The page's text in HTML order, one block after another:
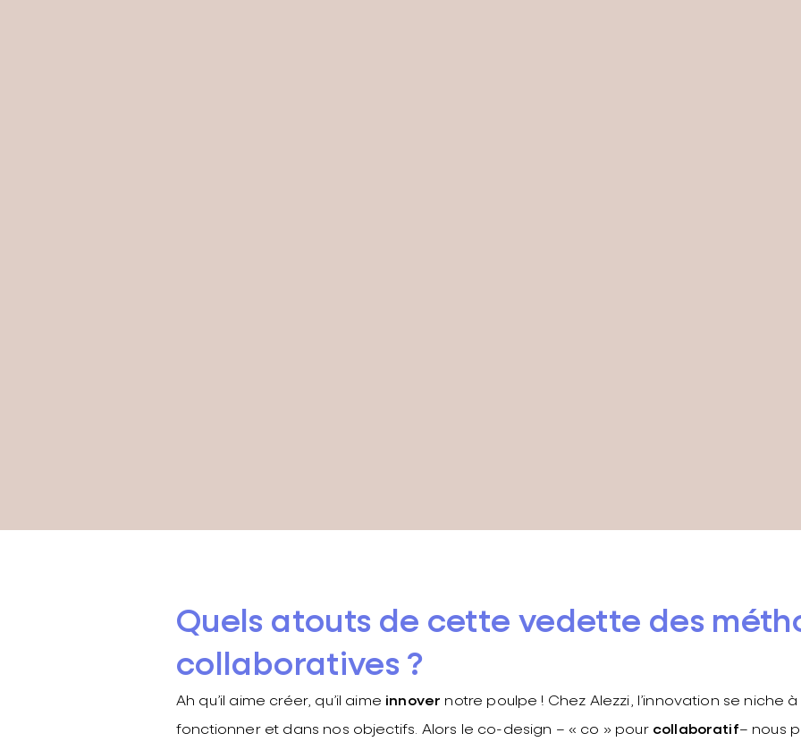
Quels atouts de cette vedette des
collaboratives ?
Ah qu’il aime créer, qu’il aime innover notre poulpe ! Chez Alezzi, l’innovation se niche
fonctionner et dans nos objectifs. Alors le co-design – « co » pour collaboratif– nous